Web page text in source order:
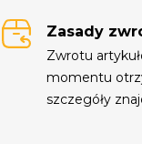
Zasady
Zwrotu
momentu
szczegóły